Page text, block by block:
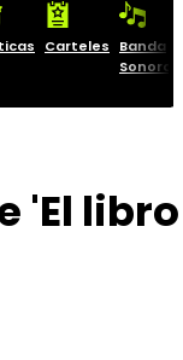
Carteles
Banda
Sonora
'El libro